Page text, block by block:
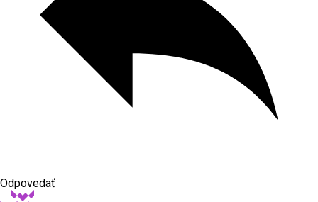
Odpovedať